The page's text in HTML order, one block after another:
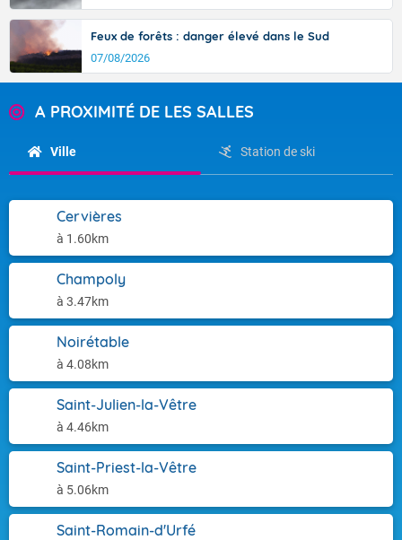
Feux de forêts : danger élevé dans le Sud
07/08/2026
A PROXIMITÉ DE LES SALLES
Ville Station de ski
Cervières
à 1.60km
Champoly
à 3.47km
Noirétable
à 4.08km
Saint-Julien-la-Vêtre
à 4.46km
Saint-Priest-la-Vêtre
à 5.06km
Saint-Romain-d'Urfé